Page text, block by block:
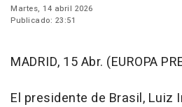
Martes, 14 abril 2026
Publicado: 23:51
MADRID, 15 Abr. (EUROPA
El presidente de Brasil, Luiz